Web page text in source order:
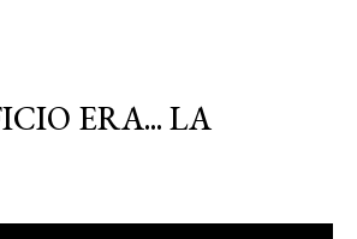
ERA... LA